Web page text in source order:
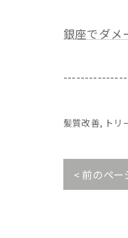
銀座でダメ
髪質改善 トリ
< 前のペー